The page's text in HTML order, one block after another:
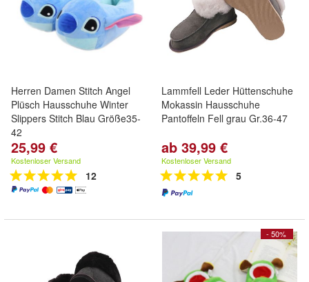
Herren Damen Stitch Angel
Plüsch Hausschuhe Winter
Slippers Stitch Blau Größe35-
42
25,99 €
Kostenloser Versand
12
Lammfell Leder Hüttenschuhe
Mokassin Hausschuhe
Pantoffeln Fell grau Gr.36-47
ab 39,99 €
Kostenloser Versand
5
- 50%